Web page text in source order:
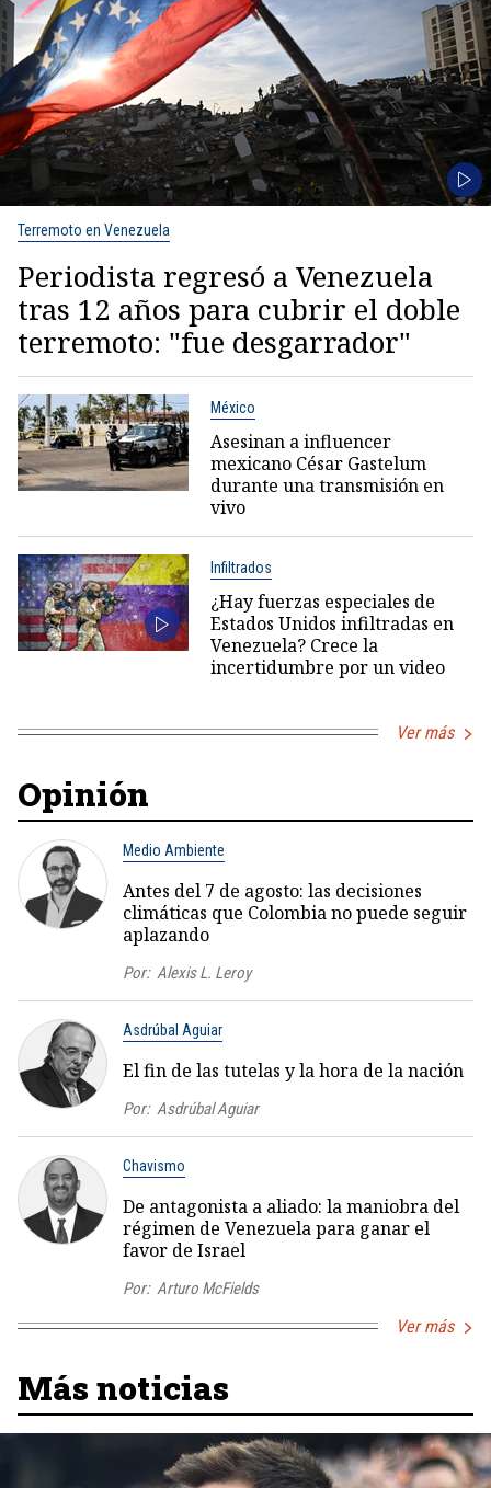
Terremoto en Venezuela
Periodista regresó a Venezuela
tras 12 años para cubrir el doble
terremoto: "fue desgarrador"
México
Asesinan a influencer
mexicano César Gastelum
durante una transmisión en
vivo
Infiltrados
¿Hay fuerzas especiales de
Estados Unidos infiltradas en
Venezuela? Crece la
incertidumbre por un video
Ver más
Opinión
Medio Ambiente
Antes del 7 de agosto: las decisiones
climáticas que Colombia no puede seguir
aplazando
Por: Alexis L. Leroy
Asdrúbal Aguiar
El fin de las tutelas y la hora de la nación
Por: Asdrúbal Aguiar
Chavismo
De antagonista a aliado: la maniobra del
régimen de Venezuela para ganar el
favor de Israel
Por: Arturo McFields
Ver más
Más noticias